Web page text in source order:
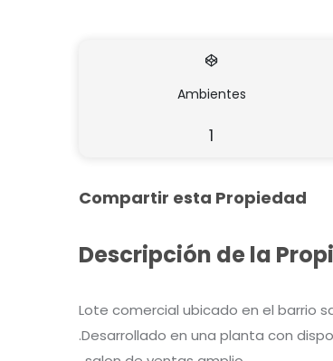
Ambientes
1
Compartir esta Propiedad
Descripción de la
Lote comercial ubicado en el barrio
.Desarrollado en una planta con